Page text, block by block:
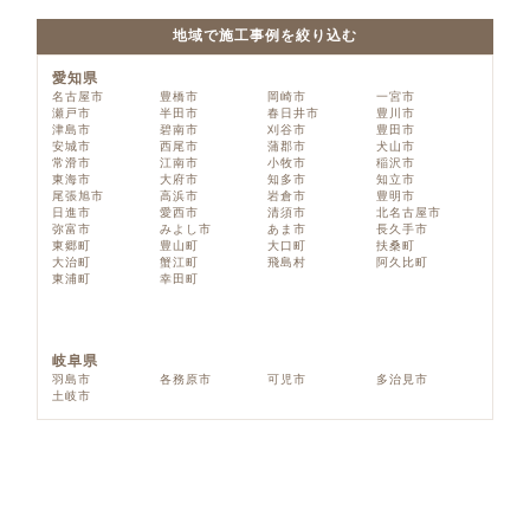
地域で施工事例を絞り込む
愛知県
名古屋市 豊橋市 岡崎市
一宮市
瀬戸市
半田市 春日井市
豊川市
津島市
碧南市 刈谷市
豊田市
安城市
西尾市 蒲郡市
犬山市
常滑市
江南市 小牧市
稲沢市
東海市
大府市 知多市
知立市
尾張旭市
高浜市 岩倉市
豊明市
日進市
愛西市 清須市
北名古屋市
弥富市
みよし市 あま市
長久手市
東郷町
豊山町 大口町
扶桑町
大治町
蟹江町 飛島村
阿久比町
東浦町
幸田町
岐阜県
羽島市 各務原市 可児市
多治見市
土岐市